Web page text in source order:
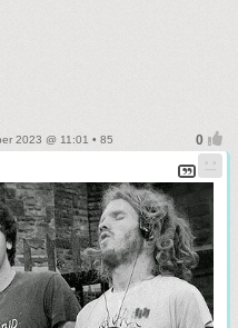
2023 @ 11:01 • 85